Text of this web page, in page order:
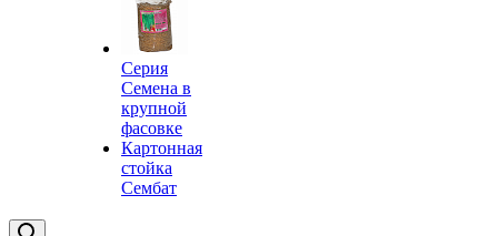
Серия
Семена в
крупной
фасовке
Картонная
стойка
Сембат